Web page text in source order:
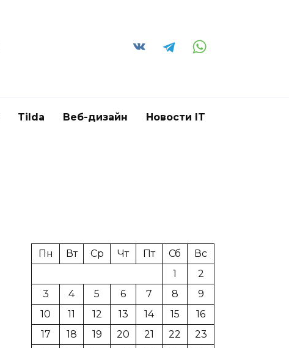
Tilda Веб-дизайн Новости IT
Пн Вт Ср Чт Пт Сб
Вс
1
2
3
4 5 6 7 8
9
10
11 12 13 14 15
16
17
18 19 20 21 22
23